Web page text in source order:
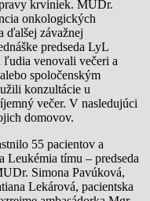
krviniek. MUDr.
onkologických
ďalšej závažnej
predseda LyL
ľudia venovali večeri a
spoločenským
konzultácie u
večer. V nasledujúci
domovov.
55 pacientov a
tímu – predseda
Simona Pavúková,
Lekárová, pacientska